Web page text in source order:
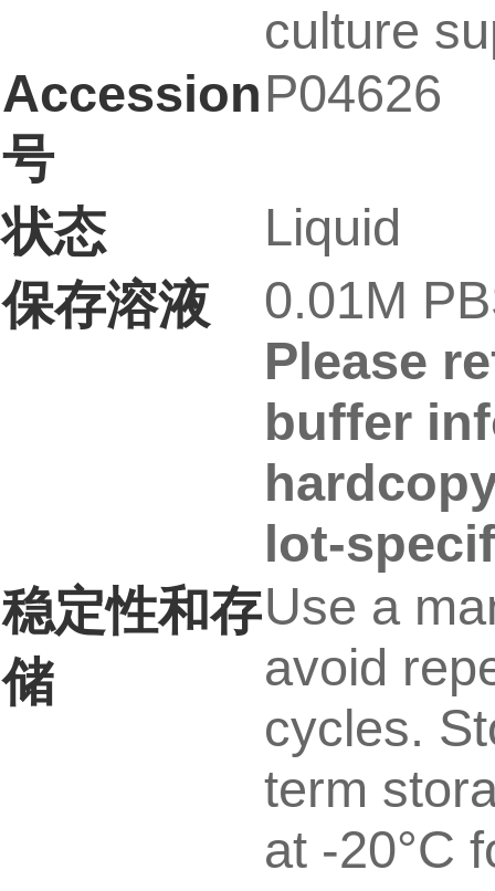
culture
Accession
号
P04626
状态
Liquid
保存溶液
0.01M
Please
buffer
lot-
稳定性和存
储
Use a
avoid
cycles.
term
at -20°C